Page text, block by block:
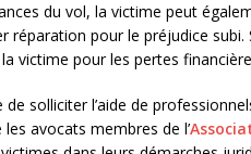
du vol, la victime peut
réparation pour le préjudice
victime pour les pertes
solliciter l’aide de
avocats membres de l’